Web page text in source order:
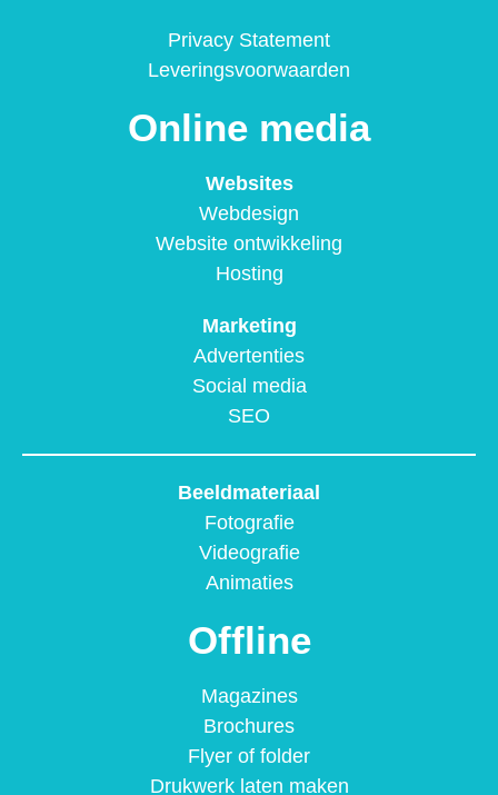
Privacy Statement
Leveringsvoorwaarden
Online media
Websites
Webdesign
Website ontwikkeling
Hosting
Marketing
Advertenties
Social media
SEO
Beeldmateriaal
Fotografie
Videografie
Animaties
Offline
Magazines
Brochures
Flyer of folder
Drukwerk laten maken